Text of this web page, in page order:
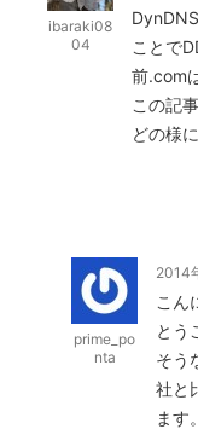
ibaraki08
04
ことで
前.com
この記
どの様
prime_po
nta
2014
こん
とう
そう
社と
ます。